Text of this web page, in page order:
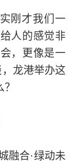
刚才我们一
人的感觉非
，更像是一
龙港举办这
融合·绿动未